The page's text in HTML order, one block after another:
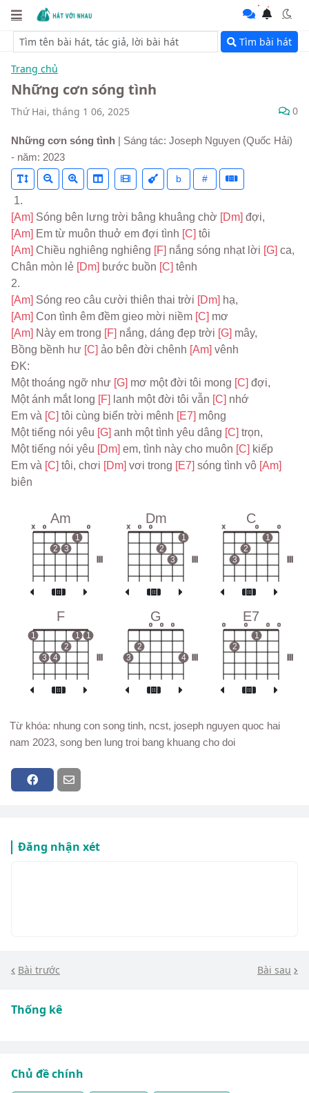
Tìm bài hát
Trang chủ
Những cơn sóng tình
Thứ Hai, tháng 1 06, 2025 0
Những cơn sóng tình | Sáng tác: Joseph Nguyen (Quốc Hải)
- năm: 2023
b #
1.
[Am] Sóng bên lưng trời bâng khuâng chờ [Dm] đợi,
[Am] Em từ muôn thuở em đợi tình [C] tôi
[Am] Chiều nghiêng nghiêng [F] nắng sóng nhạt lời [G] ca,
Chân mòn lẻ [Dm] bước buồn [C] tênh
2.
[Am] Sóng reo câu cười thiên thai trời [Dm] hạ,
[Am] Con tình êm đềm gieo mời niềm [C] mơ
[Am] Này em trong [F] nắng, dáng đẹp trời [G] mây,
Bồng bềnh hư [C] ảo bên đời chênh [Am] vênh
ĐK:
Một thoáng ngỡ như [G] mơ một đời tôi mong [C] đợi,
Một ánh mắt long [F] lanh một đời tôi vẫn [C] nhớ
Em và [C] tôi cùng biển trời mênh [E7] mông
Một tiếng nói yêu [G] anh một tình yêu dâng [C] trọn,
Một tiếng nói yêu [Dm] em, tình này cho muôn [C] kiếp
Em và [C] tôi, chơi [Dm] vơi trong [E7] sóng tình vô
biên
Am
x o
2 3
1
o
Dm
x o o
2
3
1
C
x
3
2
o
1
o
F
1
3 4
2
1 1
G
3
2
o o o
4
E7
o
2
o
1
o o
Từ khóa: nhung con song tinh, ncst, joseph nguyen quoc hai
nam 2023, song ben lung troi bang khuang cho doi
Đăng nhận xét
Bài trước Bài sau
Thống kê
Chủ đề chính